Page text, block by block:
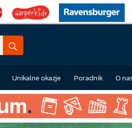
Unikalne okazje Poradnik O